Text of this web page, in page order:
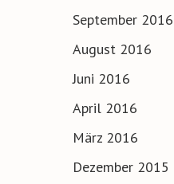
September 2016
August 2016
Juni 2016
April 2016
März 2016
Dezember 2015